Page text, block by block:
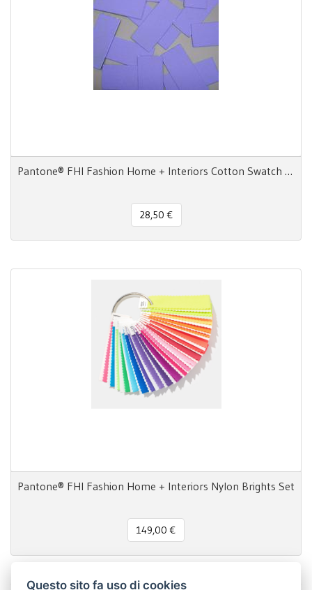
Pantone® FHI Fashion Home + Interiors Cotton Swatch Card TCX 24 Chips adesivi
28,50 €
Pantone® FHI Fashion Home + Interiors Nylon Brights Set
149,00 €
Questo sito fa uso di cookies